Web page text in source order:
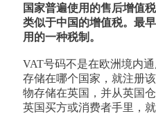
国家普遍使用的售后增值
类似于中国的增值税。最
用的一种税制。
VAT号码不是在欧洲境内
存储在哪个国家，就注册
物存储在英国，并从英国
英国买方或消费者手里，